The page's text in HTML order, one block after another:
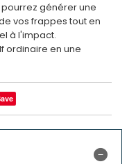
pourrez générer une
vos frappes tout en
à l'impact.
ordinaire en une